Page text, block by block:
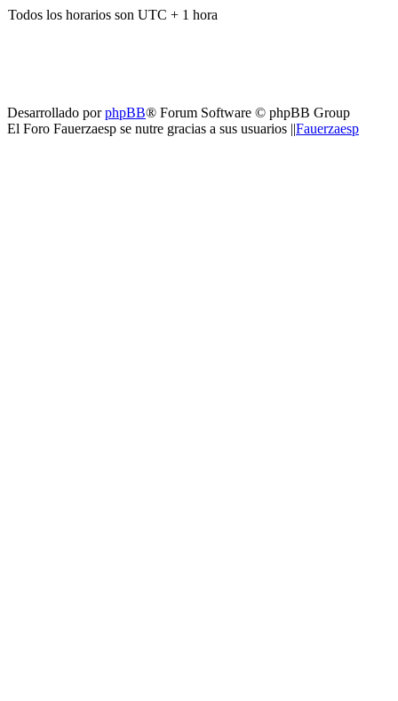
Todos los horarios son UTC + 1 hora
Desarrollado porphpBB® Forum Software © phpBB Group
El Foro Fauerzaesp se nutre gracias a sus usuarios ||Fauerzaesp